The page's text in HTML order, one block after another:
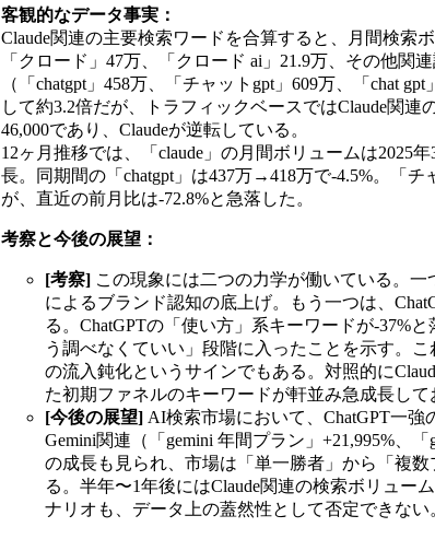
客観的なデータ事実：
Claude関連の主要検索ワードを合算すると、月間検索
「クロード」47万、「クロード ai」21.9万、その他関
（「chatgpt」458万、「チャットgpt」609万、「chat
して約3.2倍だが、トラフィックベースではClaude関連
46,000であり、Claudeが逆転している。
12ヶ月推移では、「claude」の月間ボリュームは2025
長。同期間の「chatgpt」は437万→418万で-4.5%。「
が、直近の前月比は-72.8%と急落した。
考察と今後の展望：
[考察] この現象には二つの力学が働いている。
によるブランド認知の底上げ。もう一つは、
る。ChatGPTの「使い方」系キーワードが-37%
う調べなくていい」段階に入ったことを示す。
の流入鈍化というサインでもある。対照的に
た初期ファネルのキーワードが軒並み急成長し
[今後の展望] AI検索市場において、ChatGPT一強
Gemini関連（「gemini 年間プラン」+21,995%、「
の成長も見られ、市場は「単一勝者」から「複
る。半年〜1年後にはClaude関連の検索ボリュー
ナリオも、データ上の蓋然性として否定できない